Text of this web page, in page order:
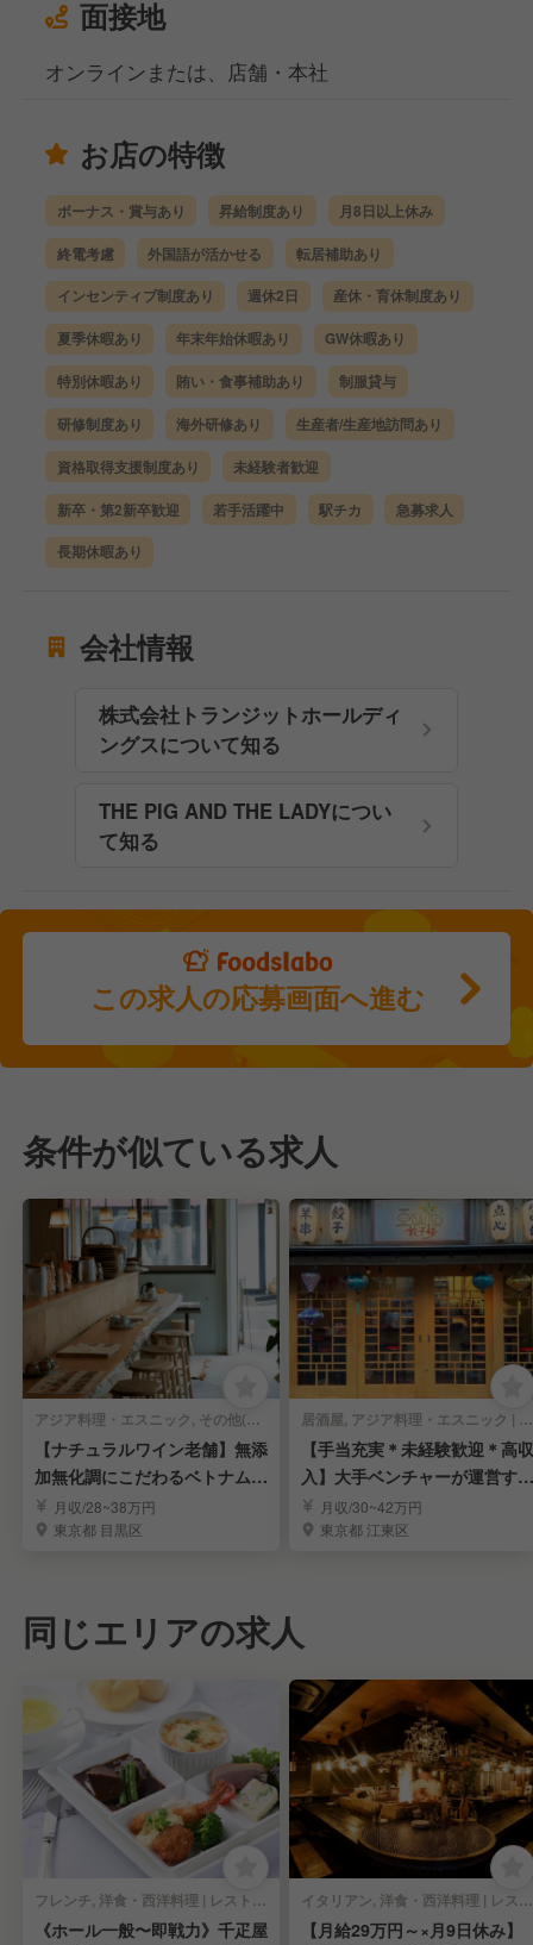
面接地
オンラインまたは、店舗・本社
お店の特徴
ボーナス・賞与あり 昇給制度あり 月8日以上休み
終電考慮 外国語が活かせる 転居補助あり
インセンティブ制度あり 週休2日 産休・育休制度あり
夏季休暇あり 年末年始休暇あり GW休暇あり
特別休暇あり 賄い・食事補助あり 制服貸与
研修制度あり 海外研修あり 生産者/生産地訪問あり
資格取得支援制度あり 未経験者歓迎
新卒・第2新卒歓迎 若手活躍中 駅チカ 急募求人
長期休暇あり
会社情報
株式会社トランジットホールディ
ングスについて知る
THE PIG AND THE LADYについ
て知る
この求人の応募画面へ進む
条件が似ている求人
アジア料理・エスニック, その他(料理ジャンル) | レストランサービス・ホールスタッフ
【ナチュラルワイン老舗】無添
加無化調にこだわるベトナム料
理店スタッフ募集
月収/28~38万円
東京都 目黒区
居酒屋, アジア料理・エスニック | レストランサービス・ホールスタッフ
【手当充実＊未経験歓迎＊高収
入】大手ベンチャーが運営する
エスニック中華店
月収/30~42万円
東京都 江東区
同じエリアの求人
フレンチ, 洋食・西洋料理 | レストランサービス・ホールスタッフ
《ホール一般〜即戦力》千疋屋
イタリアン, 洋食・西洋料理 | レストランサービス・ホールスタッフ
【月給29万円～×月9日休み】